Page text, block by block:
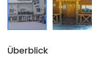
Überblick